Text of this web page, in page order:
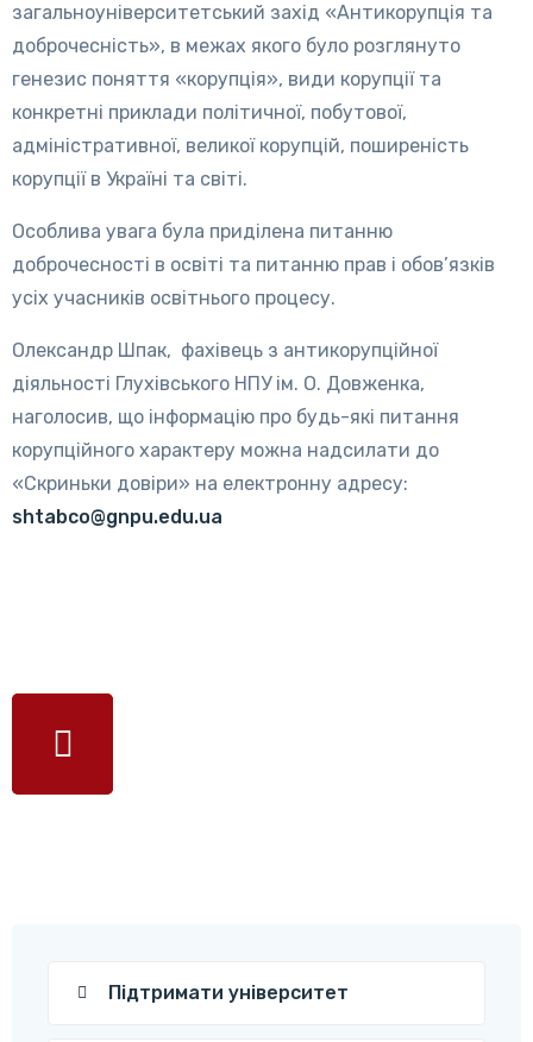
загальноуніверситетський захід «Антикорупція та
доброчесність», в межах якого було розглянуто
генезис поняття «корупція», види корупції та
конкретні приклади політичної, побутової,
адміністративної, великої корупцій, поширеність
корупції в Україні та світі.
Особлива увага була приділена питанню
доброчесності в освіті та питанню прав і обов’язків
усіх учасників освітнього процесу.
Олександр Шпак, фахівець з антикорупційної
діяльності Глухівського НПУ ім. О. Довженка,
наголосив, що інформацію про будь-які питання
корупційного характеру можна надсилати до
«Скриньки довіри» на електронну адресу:
shtabco@gnpu.edu.ua
Підтримати університет